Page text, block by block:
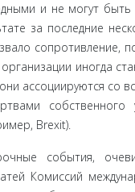
и не могут
за последние
сопротивление,
иногда
ассоциируются со
Brexit).
события,
Комиссий